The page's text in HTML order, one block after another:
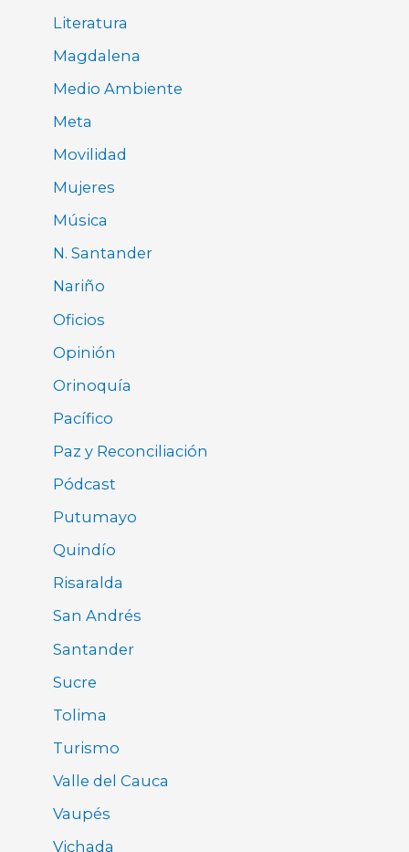
Literatura
Magdalena
Medio Ambiente
Meta
Movilidad
Mujeres
Música
N. Santander
Nariño
Oficios
Opinión
Orinoquía
Pacífico
Paz y Reconciliación
Pódcast
Putumayo
Quindío
Risaralda
San Andrés
Santander
Sucre
Tolima
Turismo
Valle del Cauca
Vaupés
Vichada